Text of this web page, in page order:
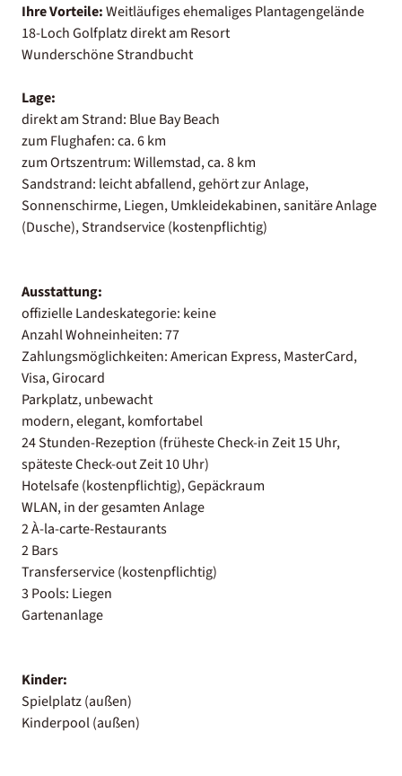
Ihre Vorteile:Weitläufiges ehemaliges Plantagengelände
18-Loch Golfplatz direkt am Resort
Wunderschöne Strandbucht
Lage:
direkt am Strand: Blue Bay Beach
zum Flughafen: ca. 6 km
zum Ortszentrum: Willemstad, ca. 8 km
Sandstrand: leicht abfallend, gehört zur Anlage,
Sonnenschirme, Liegen, Umkleidekabinen, sanitäre Anlage
(Dusche), Strandservice (kostenpflichtig)
Ausstattung:
offizielle Landeskategorie: keine
Anzahl Wohneinheiten: 77
Zahlungsmöglichkeiten: American Express, MasterCard,
Visa, Girocard
Parkplatz, unbewacht
modern, elegant, komfortabel
24 Stunden-Rezeption (früheste Check-in Zeit 15 Uhr,
späteste Check-out Zeit 10 Uhr)
Hotelsafe (kostenpflichtig), Gepäckraum
WLAN, in der gesamten Anlage
2 À-la-carte-Restaurants
2 Bars
Transferservice (kostenpflichtig)
3 Pools: Liegen
Gartenanlage
Kinder:
Spielplatz (außen)
Kinderpool (außen)